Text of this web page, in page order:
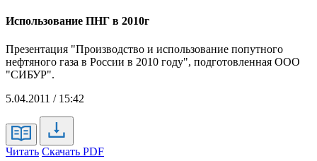
Использование ПНГ в 2010г
Презентация "Производство и использование попутного
нефтяного газа в России в 2010 году", подготовленная ООО
"СИБУР".
5.04.2011 / 15:42
Читать Скачать PDF